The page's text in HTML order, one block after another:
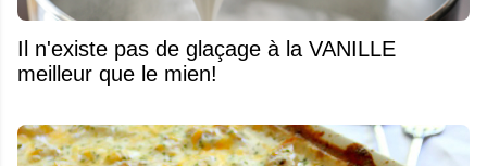
Il n'existe pas de glaçage à la VANILLE
meilleur que le mien!